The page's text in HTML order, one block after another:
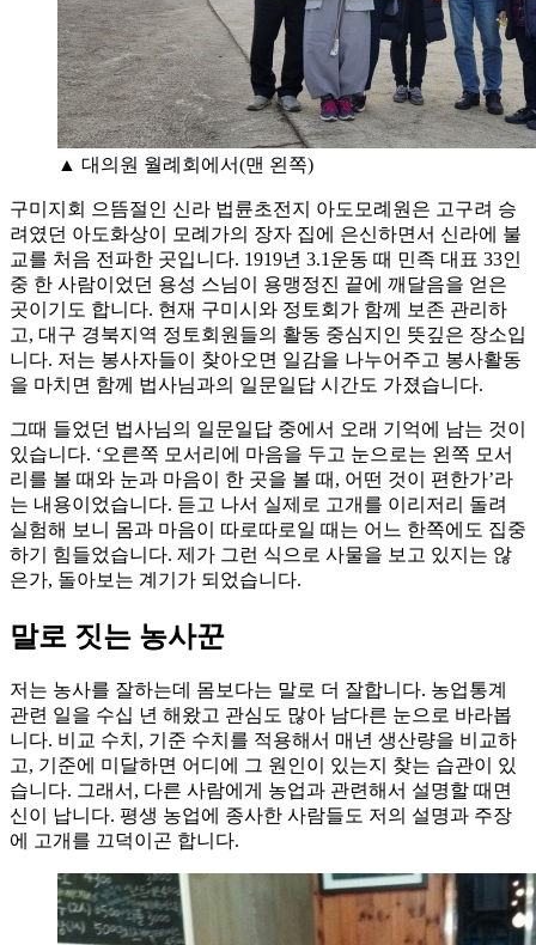
▲ 대의원 월례회에서(맨 왼쪽)
구미지회 으뜸절인 신라 법륜초전지 아도모례원은 고구려 승
려였던 아도화상이 모례가의 장자 집에 은신하면서 신라에 불
교를 처음 전파한 곳입니다. 1919년 3.1운동 때 민족 대표 33인
중 한 사람이었던 용성 스님이 용맹정진 끝에 깨달음을 얻은
곳이기도 합니다. 현재 구미시와 정토회가 함께 보존 관리하
고, 대구 경북지역 정토회원들의 활동 중심지인 뜻깊은 장소입
니다. 저는 봉사자들이 찾아오면 일감을 나누어주고 봉사활동
을 마치면 함께 법사님과의 일문일답 시간도 가졌습니다.
그때 들었던 법사님의 일문일답 중에서 오래 기억에 남는 것이
있습니다. ‘오른쪽 모서리에 마음을 두고 눈으로는 왼쪽 모서
리를 볼 때와 눈과 마음이 한 곳을 볼 때, 어떤 것이 편한가’라
는 내용이었습니다. 듣고 나서 실제로 고개를 이리저리 돌려
실험해 보니 몸과 마음이 따로따로일 때는 어느 한쪽에도 집중
하기 힘들었습니다. 제가 그런 식으로 사물을 보고 있지는 않
은가, 돌아보는 계기가 되었습니다.
말로 짓는 농사꾼
저는 농사를 잘하는데 몸보다는 말로 더 잘합니다. 농업통계
관련 일을 수십 년 해왔고 관심도 많아 남다른 눈으로 바라봅
니다. 비교 수치, 기준 수치를 적용해서 매년 생산량을 비교하
고, 기준에 미달하면 어디에 그 원인이 있는지 찾는 습관이 있
습니다. 그래서, 다른 사람에게 농업과 관련해서 설명할 때면
신이 납니다. 평생 농업에 종사한 사람들도 저의 설명과 주장
에 고개를 끄덕이곤 합니다.